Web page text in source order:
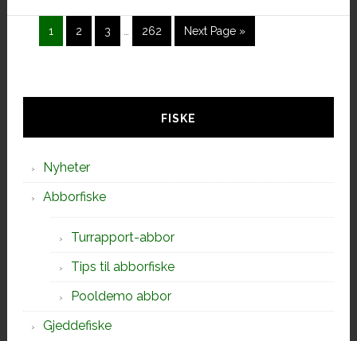
Side
1 Side
2 Side
3
Interim
… Side
262
Go
to
Next Page »
Hoved
FISKE
Nyheter
Abborfiske
Turrapport-abbor
Tips til abborfiske
Pooldemo abbor
Gjeddefiske